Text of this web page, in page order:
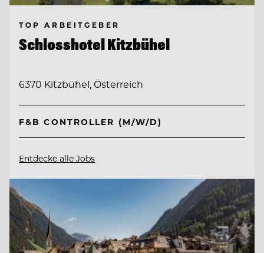
TOP ARBEITGEBER
Schlosshotel Kitzbühel
6370 Kitzbühel, Österreich
F&B CONTROLLER (M/W/D)
Entdecke alle Jobs